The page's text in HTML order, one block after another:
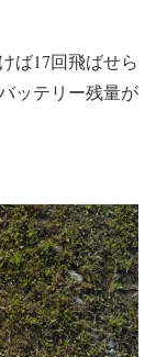
ば17回飛ばせら
ッテリー残量が